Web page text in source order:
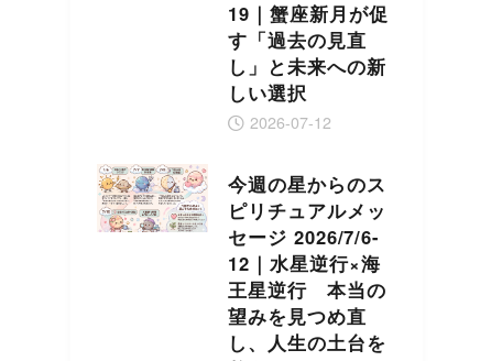
19｜蟹座新月が促
す「過去の見直
し」と未来への新
しい選択
2026-07-12
今週の星からのス
ピリチュアルメッ
セージ 2026/7/6-
12｜水星逆行×海
王星逆行 本当の
望みを見つめ直
し、人生の土台を